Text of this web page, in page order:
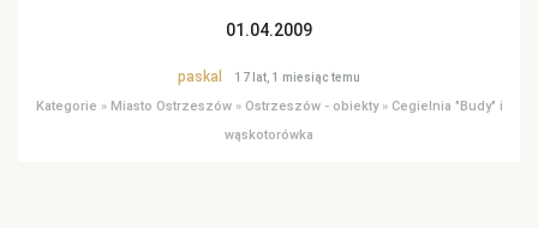
01.04.2009
paskal 17 lat, 1 miesiąc temu
Kategorie » Miasto Ostrzeszów» Ostrzeszów - obiekty» Cegielnia "Budy" i
wąskotorówka